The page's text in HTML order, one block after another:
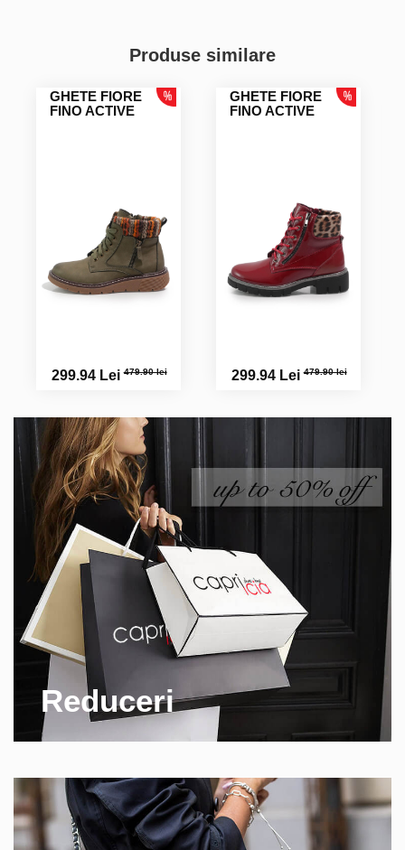
Produse similare
GHETE FIORE
FINO ACTIVE
299.94 Lei479.90 lei
GHETE FIORE
FINO ACTIVE
299.94 Lei479.90 lei
Reduceri